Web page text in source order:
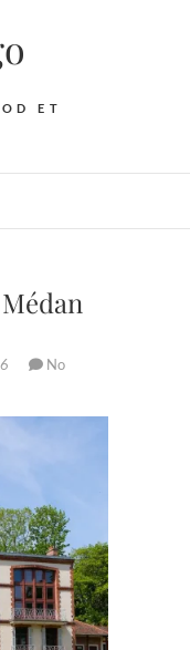
ET
No